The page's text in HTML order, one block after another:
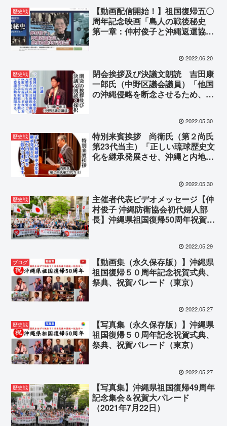
歴史戦
【動画配信開始！】祖国復帰五〇
周年記念映画「島人の戦後秘史
第一章：仲村俊子と沖縄返還協定
2022.06.20
歴史戦
閉会挨拶及び決議文朗読 吉田康
一郎氏（中野区議会議員）「他国
の沖縄侵略を断念させるため、具
早急な取組みを期して要請活動を
展開する。」
2022.05.30
歴史戦
特別来賓挨拶 尚衛氏（第２尚氏
第23代当主）「正しい琉球歴史文
化を継承発展させ、沖縄と内地の
2022.05.30
歴史戦
主催者代表ビデオメッセージ【仲
村俊子 沖縄防衛協会初代婦人部
長】沖縄県祖国復帰50周年祝賀式
2022.05.29
ブログ
【動画集（永久保存版）】沖縄県
祖国復帰５０周年記念祝賀式典、
祭典、祝賀パレード（東京）
2022.05.27
歴史戦
【写真集（永久保存版）】沖縄県
祖国復帰５０周年記念祝賀式典、
祭典、祝賀パレード（東京）
2022.05.27
歴史戦
【写真集】沖縄県祖国復帰49周年
記念集会＆祝賀大パレード
（2021年7月22日）